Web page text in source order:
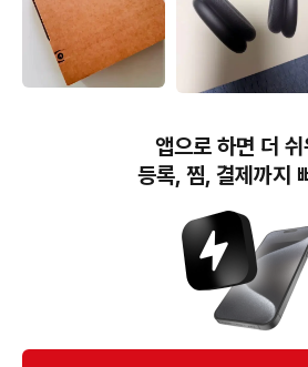
나잇 MHWK4KH/A 미개
애플 에어팟 맥스 미드나
이트
번개장터(주) 사업자정보, 이용약관 및 기타 법적고지
번개장터㈜는 통신판매중개자이며, 통신판매의 당사자가 아닙니
소비자보호에 관한 법률 등 관련 법령 및 번개장터㈜의 약관에
개별 판매자에게 귀속하고, 번개장터㈜는 원칙적으로 회원간 거
다만, 번개장터㈜가 직접 판매하는 상품에 대한 책임은 번개장
앱으로 하면 더
등록, 찜, 결제까지